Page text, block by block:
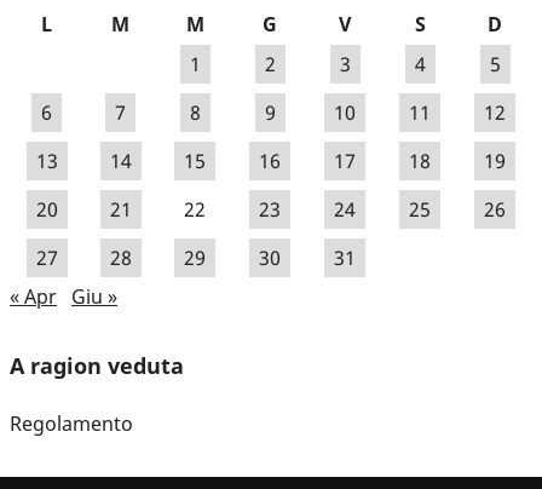
L M M G V S
D
1
2 3 4
5
6
7 8 9 10 11
12
13
14 15 16 17 18
19
20
21 22 23 24 25
26
27
28 29 30
31
« Apr Giu »
A ragion veduta
Regolamento